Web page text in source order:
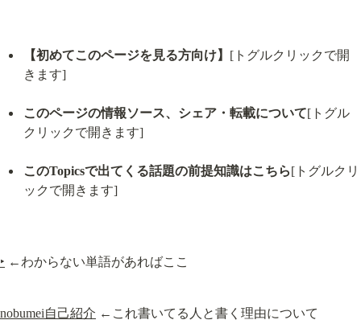
【初めてこのページを見る方向け】 [トグルクリックで開
きます]
このページの情報ソース、シェア・転載について[トグル
クリックで開きます]
このTopicsで出てくる話題の前提知識はこちら[トグルクリ
ックで開きます]
‣ ←わからない単語があればここ
nobumei自己紹介 ←これ書いてる人と書く理由について